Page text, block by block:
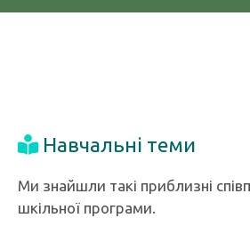
Навчальні теми
Ми знайшли такі приблизні
шкільної програми.